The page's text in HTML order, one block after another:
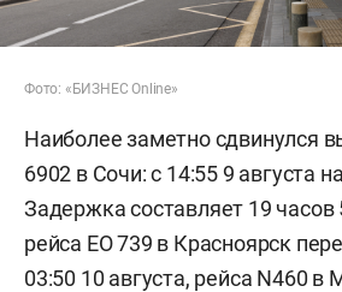
Фото: «БИЗНЕС Online»
Наиболее заметно сдвинулся
6902 в Сочи: с 14:55 9 августа
Задержка составляет 19
рейса EO 739 в Красноярск
03:50 10 августа, рейса N460 в